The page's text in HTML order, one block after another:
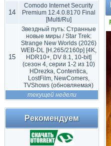
14
Comodo Internet Security
Premium 12.4.0.8170 Final
[Multi/Ru]
15
Звездный путь: Странные
новые миры / Star Trek:
Strange New Worlds (2026)
WEB-DL [H.265/2160p] [4K,
HDR10+, DV 8.1, 10-bit]
(сезон 4, серии 1-2 из 10)
HDrezka, Contentica,
LostFilm, NewComers,
TVShows (обновляемая)
текущей недели
Рекомендуем